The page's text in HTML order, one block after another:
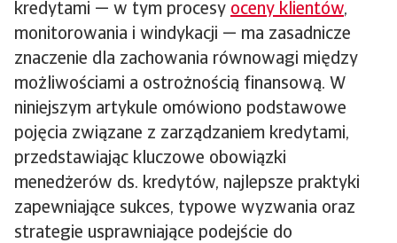
kredytami — w tym procesy oceny klientów,
monitorowania i windykacji — ma zasadnicze
znaczenie dla zachowania równowagi między
możliwościami a ostrożnością finansową. W
niniejszym artykule omówiono podstawowe
pojęcia związane z zarządzaniem kredytami,
przedstawiając kluczowe obowiązki
menedżerów ds. kredytów, najlepsze praktyki
zapewniające sukces, typowe wyzwania oraz
strategie usprawniające podejście do